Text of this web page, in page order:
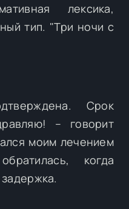
лексика,
тип. "Три ночи с
Срок
– говорит
моим лечением
когда